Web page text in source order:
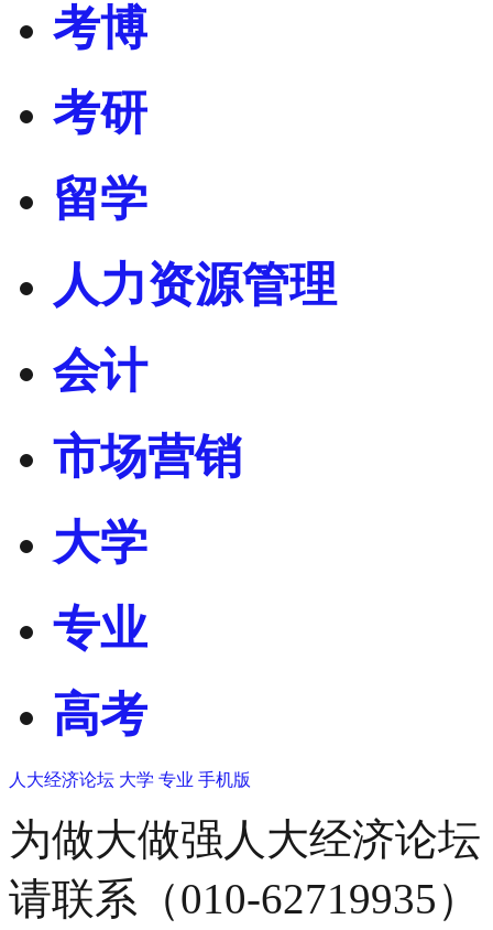
考博
考研
留学
人力资源管理
会计
市场营销
大学
专业
高考
人大经济论坛 大学 专业 手机版
为做大做强人大经济论
请联系（010-62719935）